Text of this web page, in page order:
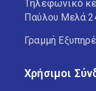
Τηλεφωνικό
Παύλου Μελά
Γραμμή
Χρήσιμοι